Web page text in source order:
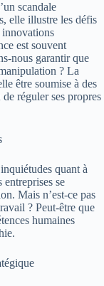
scandale
elle illustre les défis
innovations
est souvent
nous garantir que
? La
être soumise à des
réguler ses propres
quant à
se
Mais n’est-ce pas
? Peut-être que
humaines